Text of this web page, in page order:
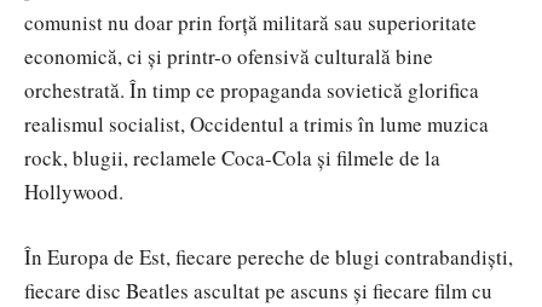
comunist nu doar prin forță militară sau superioritate
economică, ci și printr-o ofensivă culturală bine
orchestrată. În timp ce propaganda sovietică glorifica
realismul socialist, Occidentul a trimis în lume muzica
rock, blugii, reclamele Coca-Cola și filmele de la
Hollywood.
În Europa de Est, fiecare pereche de blugi contrabandiști,
fiecare disc Beatles ascultat pe ascuns și fiecare film cu